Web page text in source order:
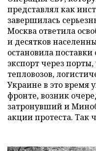
представлял как
завершилась
Москва ответила
и десятков
остановила
экспорт через
тепловозов,
Украине в это время
фронте, возник
затронувший и
акции протеста. Так